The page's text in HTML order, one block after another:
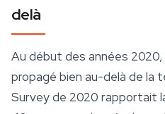
delà
Au début des années
propagé bien au-delà de la
Survey de 2020 rapportait